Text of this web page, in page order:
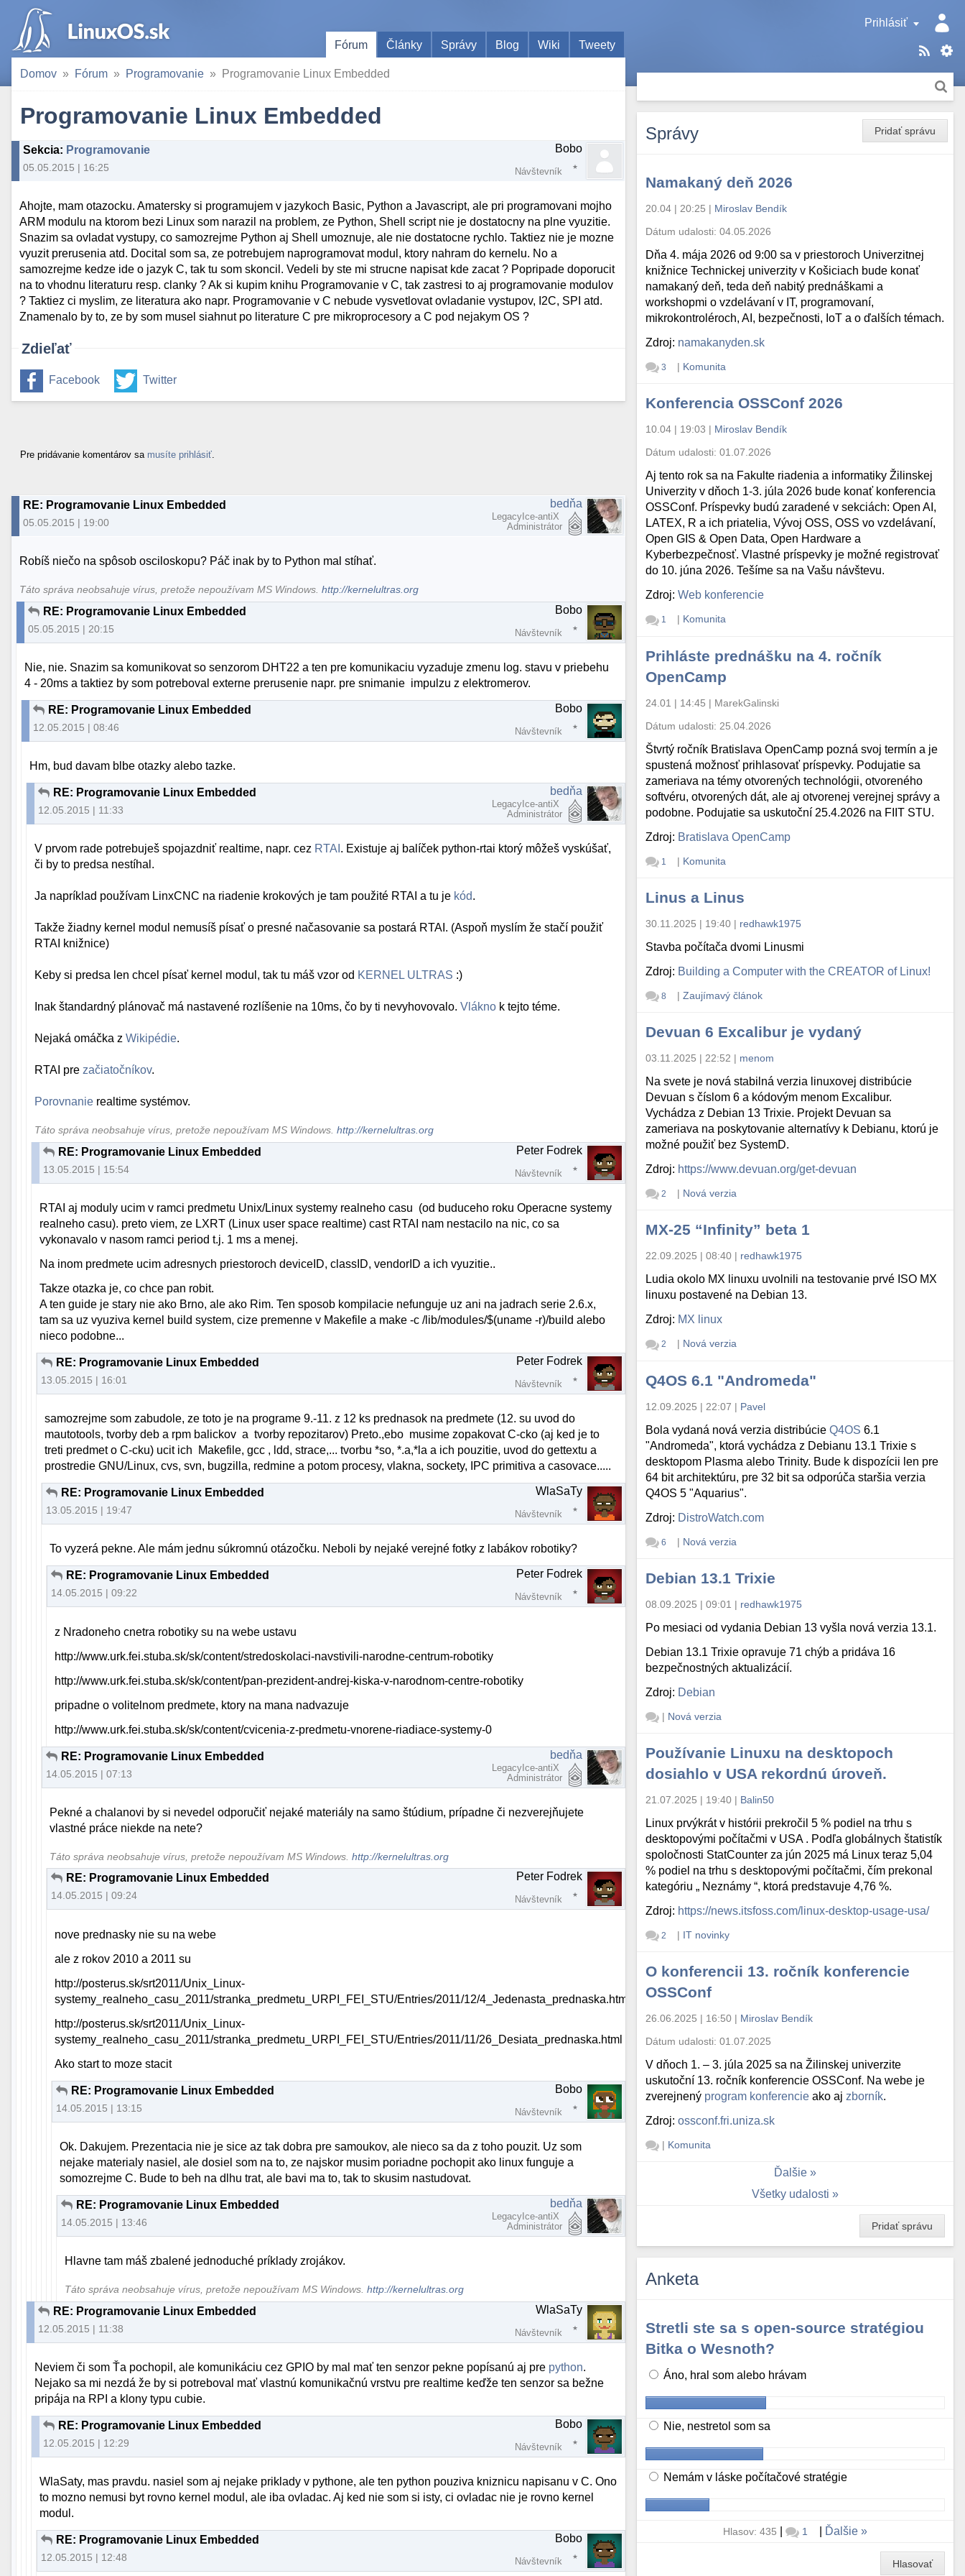
Prihlásiť
Fórum
Články Správy Blog Wiki Tweety
Domov Fórum Programovanie Programovanie Linux Embedded
Programovanie Linux Embedded
Sekcia: Programovanie
05.05.2015 | 16:25
Bobo
Návštevník
Ahojte, mam otazocku. Amatersky si programujem v jazykoch Basic, Python a Javascript, ale pri programovani mojho
ARM modulu na ktorom bezi Linux som narazil na problem, ze Python, Shell script nie je dostatocny na plne vyuzitie.
Snazim sa ovladat vystupy, co samozrejme Python aj Shell umoznuje, ale nie dostatocne rychlo. Taktiez nie je mozne
vyuzit prerusenia atd. Docital som sa, ze potrebujem naprogramovat modul, ktory nahram do kernelu. No a
samozrejme kedze ide o jazyk C, tak tu som skoncil. Vedeli by ste mi strucne napisat kde zacat ? Popripade doporucit
na to vhodnu literaturu resp. clanky ? Ak si kupim knihu Programovanie v C, tak zastresi to aj programovanie modulov
? Taktiez ci myslim, ze literatura ako napr. Programovanie v C nebude vysvetlovat ovladanie vystupov, I2C, SPI atd.
Znamenalo by to, ze by som musel siahnut po literature C pre mikroprocesory a C pod nejakym OS ?
Zdieľať
Facebook Twitter
Pre pridávanie komentárov sa musíte prihlásiť
RE: Programovanie Linux Embedded
05.05.2015 | 19:00
bedňa
LegacyIce-antiX
Administrátor
Robíš niečo na spôsob osciloskopu? Páč inak by to Python mal stíhať.
Táto správa neobsahuje vírus, pretože nepoužívam MS Windows.http://kernelultras.org
RE: Programovanie Linux Embedded
05.05.2015 | 20:15
Bobo
Návštevník
Nie, nie. Snazim sa komunikovat so senzorom DHT22 a ten pre komunikaciu vyzaduje zmenu log. stavu v priebehu
4 - 20ms a taktiez by som potreboval externe prerusenie napr. pre snimanie impulzu z elektromerov.
RE: Programovanie Linux Embedded
12.05.2015 | 08:46
Bobo
Návštevník
Hm, bud davam blbe otazky alebo tazke.
RE: Programovanie Linux Embedded
12.05.2015 | 11:33
bedňa
LegacyIce-antiX
Administrátor
V prvom rade potrebuješ spojazdniť realtime, napr. cez RTAI . Existuje aj balíček python-rtai ktorý môžeš vyskúšať,
či by to predsa nestíhal.
Ja napríklad používam LinxCNC na riadenie krokových je tam použité RTAI a tu je kód.
Takže žiadny kernel modul nemusíš písať o presné načasovanie sa postará RTAI. (Aspoň myslím že stačí použiť
RTAI knižnice)
Keby si predsa len chcel písať kernel modul, tak tu máš vzor od KERNEL ULTRAS :)
Inak štandardný plánovač má nastavené rozlíšenie na 10ms, čo by ti nevyhovovalo.Vlákno k tejto téme.
Nejaká omáčka zWikipédie.
RTAI pre začiatočníkov.
Porovnanie realtime systémov.
Táto správa neobsahuje vírus, pretože nepoužívam MS Windows.http://kernelultras.org
RE: Programovanie Linux Embedded
13.05.2015 | 15:54
Peter Fodrek
Návštevník
RTAI aj moduly ucim v ramci predmetu Unix/Linux systemy realneho casu (od buduceho roku Operacne systemy
realneho casu). preto viem, ze LXRT (Linux user space realtime) cast RTAI nam nestacilo na nic, co sa
vykonavalo v nasom ramci period t.j. 1 ms a menej.
Na inom predmete ucim adresnych priestoroch deviceID, classID, vendorID a ich vyuzitie..
Takze otazka je, co chce pan robit.
A ten guide je stary nie ako Brno, ale ako Rim. Ten sposob kompilacie nefunguje uz ani na jadrach serie 2.6.x,
tam sa uz vyuziva kernel build system, cize premenne v Makefile a make -c /lib/modules/$(uname -r)/build alebo
nieco podobne...
RE: Programovanie Linux Embedded
13.05.2015 | 16:01
Peter Fodrek
Návštevník
samozrejme som zabudole, ze toto je na programe 9.-11. z 12 ks prednasok na predmete (12. su uvod do
mautotools, tvorby deb a rpm balickov a tvorby repozitarov) Preto.,ebo musime zopakovat C-cko (aj ked je to
treti predmet o C-cku) ucit ich Makefile, gcc , ldd, strace,... tvorbu *so, *.a,*la a ich pouzitie, uvod do gettextu a
prostredie GNU/Linux, cvs, svn, bugzilla, redmine a potom procesy, vlakna, sockety, IPC primitiva a casovace.....
RE: Programovanie Linux Embedded
13.05.2015 | 19:47
WlaSaTy
Návštevník
To vyzerá pekne. Ale mám jednu súkromnú otázočku. Neboli by nejaké verejné fotky z labákov robotiky?
RE: Programovanie Linux Embedded
14.05.2015 | 09:22
Peter Fodrek
Návštevník
z Nradoneho cnetra robotiky su na webe ustavu
http://www.urk.fei.stuba.sk/sk/content/stredoskolaci-navstivili-narodne-centrum-robotiky
http://www.urk.fei.stuba.sk/sk/content/pan-prezident-andrej-kiska-v-narodnom-centre-robotiky
pripadne o volitelnom predmete, ktory na mana nadvazuje
http://www.urk.fei.stuba.sk/sk/content/cvicenia-z-predmetu-vnorene-riadiace-systemy-0
RE: Programovanie Linux Embedded
14.05.2015 | 07:13
bedňa
LegacyIce-antiX
Administrátor
Pekné a chalanovi by si nevedel odporučiť nejaké materiály na samo štúdium, prípadne či nezverejňujete
vlastné práce niekde na nete?
Táto správa neobsahuje vírus, pretože nepoužívam MS Windows.http://kernelultras.org
RE: Programovanie Linux Embedded
14.05.2015 | 09:24
Peter Fodrek
Návštevník
nove prednasky nie su na webe
ale z rokov 2010 a 2011 su
http://posterus.sk/srt2011/Unix_Linux-
systemy_realneho_casu_2011/stranka_predmetu_URPI_FEI_STU/Entries/2011/12/4_Jedenasta_prednaska.html
http://posterus.sk/srt2011/Unix_Linux-
systemy_realneho_casu_2011/stranka_predmetu_URPI_FEI_STU/Entries/2011/11/26_Desiata_prednaska.html
Ako start to moze stacit
RE: Programovanie Linux Embedded
14.05.2015 | 13:15
Bobo
Návštevník
Ok. Dakujem. Prezentacia nie je sice az tak dobra pre samoukov, ale nieco sa da z toho pouzit. Uz som
nejake materialy nasiel, ale dosiel som na to, ze najskor musim poriadne pochopit ako linux funguje a
somozrejme C. Bude to beh na dlhu trat, ale bavi ma to, tak to skusim nastudovat.
RE: Programovanie Linux Embedded
14.05.2015 | 13:46
bedňa
LegacyIce-antiX
Administrátor
Hlavne tam máš zbalené jednoduché príklady zrojákov.
Táto správa neobsahuje vírus, pretože nepoužívam MS Windows.http://kernelultras.org
RE: Programovanie Linux Embedded
12.05.2015 | 11:38
WlaSaTy
Návštevník
Neviem či som Ťa pochopil, ale komunikáciu cez GPIO by mal mať ten senzor pekne popísanú aj pre python.
Nejako sa mi nezdá že by si potreboval mať vlastnú komunikačnú vrstvu pre realtime keďže ten senzor sa bežne
pripája na RPI a klony typu cubie.
RE: Programovanie Linux Embedded
12.05.2015 | 12:29
Bobo
Návštevník
WlaSaty, mas pravdu. nasiel som aj nejake priklady v pythone, ale ten python pouziva kniznicu napisanu v C. Ono
to mozno nemusi byt rovno kernel modul, ale iba ovladac. Aj ked nie som si isty, ci ovladac nie je rovno kernel
modul.
RE: Programovanie Linux Embedded
12.05.2015 | 12:48
Bobo
Návštevník
Pridať správu
Správy
Namakaný deň 2026
20.04 | 20:25 | Miroslav Bendík
Dátum udalosti:04.05.2026
Dňa 4. mája 2026 od 9:00 sa v priestoroch Univerzitnej
knižnice Technickej univerzity v Košiciach bude konať
namakaný deň, teda deň nabitý prednáškami a
workshopmi o vzdelávaní v IT, programovaní,
mikrokontroléroch, AI, bezpečnosti, IoT a o ďalších témach.
Zdroj: namakanyden.sk
3 | Komunita
Konferencia OSSConf 2026
10.04 | 19:03 | Miroslav Bendík
Dátum udalosti:01.07.2026
Aj tento rok sa na Fakulte riadenia a informatiky Žilinskej
Univerzity v dňoch 1-3. júla 2026 bude konať konferencia
OSSConf. Príspevky budú zaradené v sekciách: Open AI,
LATEX, R a ich priatelia, Vývoj OSS, OSS vo vzdelávaní,
Open GIS & Open Data, Open Hardware a
Kyberbezpečnosť. Vlastné príspevky je možné registrovať
do 10. júna 2026. Tešíme sa na Vašu návštevu.
Zdroj:Web konferencie
1 | Komunita
Prihláste prednášku na 4. ročník
OpenCamp
24.01 | 14:45 | MarekGalinski
Dátum udalosti: 25.04.2026
Štvrtý ročník Bratislava OpenCamp pozná svoj termín a je
spustená možnosť prihlasovať príspevky. Podujatie sa
zameriava na témy otvorených technológii, otvoreného
softvéru, otvorených dát, ale aj otvorenej verejnej správy a
podobne. Podujatie sa uskutoční 25.4.2026 na FIIT STU.
Zdroj: Bratislava OpenCamp
1 | Komunita
Linus a Linus
30.11.2025 | 19:40 | redhawk1975
Stavba počítača dvomi Linusmi
Zdroj: Building a Computer with the CREATOR of Linux!
8 | Zaujímavý článok
Devuan 6 Excalibur je vydaný
03.11.2025 | 22:52 | menom
Na svete je nová stabilná verzia linuxovej distribúcie
Devuan s číslom 6 a kódovým menom Excalibur.
Vychádza z Debian 13 Trixie. Projekt Devuan sa
zameriava na poskytovanie alternatívy k Debianu, ktorú je
možné použiť bez SystemD.
Zdroj: https://www.devuan.org/get-devuan
2 | Nová verzia
MX-25 “Infinity” beta 1
22.09.2025 | 08:40 | redhawk1975
Ludia okolo MX linuxu uvolnili na testovanie prvé ISO MX
linuxu postavené na Debian 13.
Zdroj: MX linux
2 | Nová verzia
Q4OS 6.1 "Andromeda"
12.09.2025 | 22:07 | Pavel
Bola vydaná nová verzia distribúcieQ4OS 6.1
"Andromeda", ktorá vychádza z Debianu 13.1 Trixie s
desktopom Plasma alebo Trinity. Bude k dispozícii len pre
64 bit architektúru, pre 32 bit sa odporúča staršia verzia
Q4OS 5 "Aquarius".
Zdroj: DistroWatch.com
6 | Nová verzia
Debian 13.1 Trixie
08.09.2025 | 09:01 | redhawk1975
Po mesiaci od vydania Debian 13 vyšla nová verzia 13.1.
Debian 13.1 Trixie opravuje 71 chýb a pridáva 16
bezpečnostných aktualizácií.
Zdroj: Debian
| Nová verzia
Používanie Linuxu na desktopoch
dosiahlo v USA rekordnú úroveň.
21.07.2025 | 19:40 | Balin50
Linux prvýkrát v histórii prekročil 5 % podiel na trhu s
desktopovými počítačmi v USA . Podľa globálnych štatistík
spoločnosti StatCounter za jún 2025 má Linux teraz 5,04
% podiel na trhu s desktopovými počítačmi, čím prekonal
kategóriu „ Neznámy “, ktorá predstavuje 4,76 %.
Zdroj: https://news.itsfoss.com/linux-desktop-usage-usa/
2 | IT novinky
O konferencii 13. ročník konferencie
OSSConf
26.06.2025 | 16:50 | Miroslav Bendík
Dátum udalosti:01.07.2025
V dňoch 1. – 3. júla 2025 sa na Žilinskej univerzite
uskutoční 13. ročník konferencie OSSConf. Na webe je
zverejnený program konferencie ako aj zborník.
Zdroj:ossconf.fri.uniza.sk
| Komunita
Ďalšie
Všetky udalosti
Pridať správu
Anketa
Stretli ste sa s open-source stratégiou
Bitka o Wesnoth?
Áno, hral som alebo hrávam
Nie, nestretol som sa
Nemám v láske počítačové stratégie
Hlasov: 435 | 1 Ďalšie
Hlasovať